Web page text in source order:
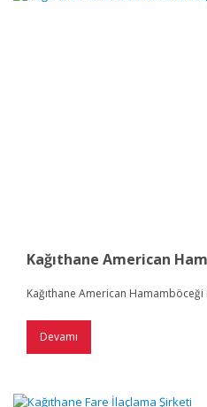
Kağıthane American
Kağıthane American Hamamböceği
Devamı